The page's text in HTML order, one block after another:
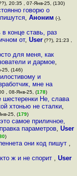
20:35 , 07-Янв-25, (130)
говорю о
, Аноним (-),
конце ставь, раз
от, User(??), 21:23 ,
для меня, как
и дармое,
25, (146)
и
мне на
, 08-Янв-25, (178)
Не, слава
хтонью не сталки,
25, (179)
самое приличное,
параметров, User
)
они код пишут ,
ж и не спорит , User